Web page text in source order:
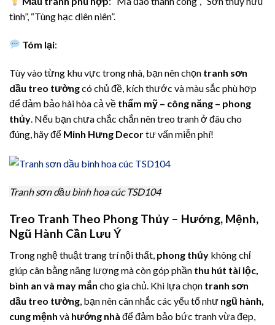
tình”, “Tùng hạc diên niên”.
Tóm lại:
Tùy vào từng khu vực trong nhà, bạn nên chọn tranh sơn
dầu treo tườngcó chủ đề, kích thước và màu sắc phù hợp
để đảm bảo hài hòa cả về thẩm mỹ – công năng – phong
thủy . Nếu bạn chưa chắc chắn nên treo tranh ở đâu cho
đúng, hãy để Minh Hưng Decortư vấn miễn phí!
Tranh sơn dầu bình hoa cúc TSD104
Treo Tranh Theo Phong Thủy – Hướng, Mệnh,
Ngũ Hành Cần Lưu Ý
Trong nghệ thuật trang trí nội thất, phong thủy không chỉ
giúp cân bằng năng lượng mà còn góp phần thu hút tài lộc,
bình an và may mắn cho gia chủ. Khi lựa chọn tranh sơn
dầu treo tường, bạn nên cân nhắc các yếu tố như ngũ hành,
cung mệnh và hướng nhà để đảm bảo bức tranh vừa đẹp,